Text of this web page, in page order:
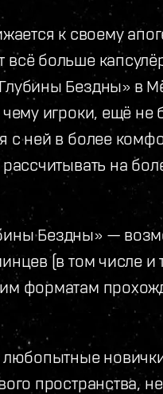
к своему
больше
Бездны» в
чему игроки, ещё
с ней в более
на
Бездны» —
(в том числе и
форматам
пространства,